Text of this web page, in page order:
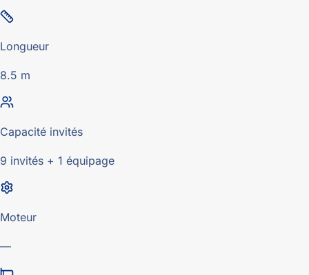
Longueur
8.5 m
Capacité invités
9 invités + 1 équipage
Moteur
—